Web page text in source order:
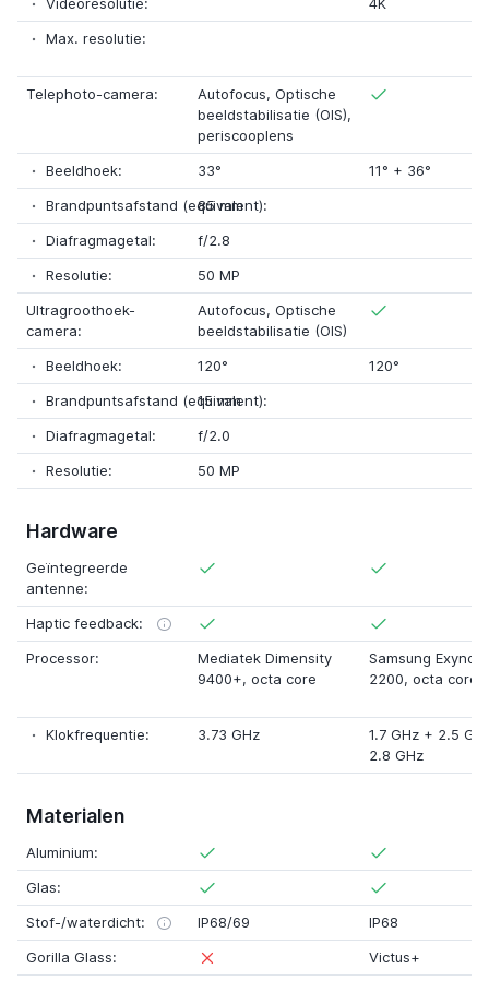
Max. resolutie:
Telephoto-camera: Autofocus, Optische
beeldstabilisatie (OIS),
periscooplens
Beeldhoek:
33° 11° + 36°
Brandpuntsafstand (equivalent):
85 mm
Diafragmagetal:
f/2.8
Resolutie:
50 MP
Ultragroothoek-
camera:
Autofocus, Optische
beeldstabilisatie (OIS)
Beeldhoek:
120°
120°
Brandpuntsafstand (equivalent):
15 mm
Diafragmagetal:
f/2.0
Resolutie:
50 MP
Hardware
Geïntegreerde
antenne:
Haptic feedback:
Processor:
Mediatek Dimensity
9400+, octa core
Samsung Exynos
2200, octa core
Klokfrequentie: 3.73 GHz 1.7 GHz + 2.5
2.8 GHz
Materialen
Aluminium:
Glas:
Stof-/waterdicht:
IP68/69
IP68
Gorilla Glass:
Victus+